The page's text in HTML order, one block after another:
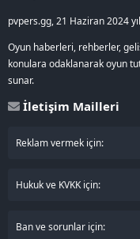
pvpers.gg, 21 Haziran 2024
Oyun haberleri, rehberler,
konulara odaklanarak oyun
sunar.
İletişim Mailleri
Reklam vermek için:
Hukuk ve KVKK için:
Ban ve sorunlar için: